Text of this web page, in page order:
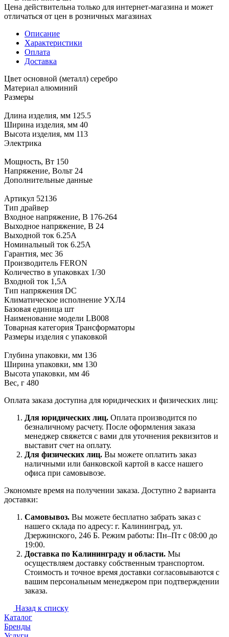
Цена действительна только для интернет-магазина и может
отличаться от цен в розничных магазинах
Описание
Характеристики
Оплата
Доставка
Цвет основной (металл) серебро
Материал алюминий
Размеры
Длина изделия, мм 125.5
Ширина изделия, мм 40
Высота изделия, мм 113
Электрика
Мощность, Вт 150
Напряжение, Вольт 24
Дополнительные данные
Артикул 52136
Тип драйвер
Входное напряжение, В 176-264
Выходное напряжение, В 24
Выходной ток 6.25A
Номинальный ток 6.25A
Гарантия, мес 36
Производитель FERON
Количество в упаковках 1/30
Входной ток 1,5A
Тип напряжения DC
Климатическое исполнение УХЛ4
Базовая единица шт
Наименование модели LB008
Товарная категория Трансформаторы
Размеры изделия с упаковкой
Глубина упаковки, мм 136
Ширина упаковки, мм 130
Высота упаковки, мм 46
Вес, г 480
Оплата заказа доступна для юридических и физических лиц:
Для юридических лиц. Оплата производится по
безналичному расчету. После оформления заказа
менеджер свяжется с вами для уточнения реквизитов и
выставит счет на оплату.
Для физических лиц. Вы можете оплатить заказ
наличными или банковской картой в кассе нашего
офиса при самовывозе.
Экономьте время на получении заказа. Доступно 2 варианта
доставки:
Самовывоз. Вы можете бесплатно забрать заказ с
нашего склада по адресу: г. Калининград, ул.
Дзержинского, 246 Б. Режим работы: Пн–Пт с 08:00 до
19:00.
Доставка по Калининграду и области. Мы
осуществляем доставку собственным транспортом.
Стоимость и точное время доставки согласовываются с
вашим персональным менеджером при подтверждении
заказа.
Назад к списку
Каталог
Бренды